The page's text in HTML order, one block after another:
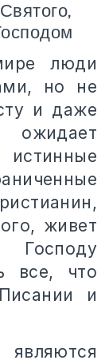
люди
но не
и даже
ожидает
живет
Господу
все, что
и